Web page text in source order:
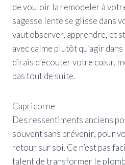
de vouloir la remodeler à
sagesse lente se glisse dans
vaut observer, apprendre, et
avec calme plutôt qu’agir
dirais d’écouter votre cœur,
pas tout de suite.
Capricorne
Des ressentiments anciens
souvent sans prévenir, pour
retour sur soi. Ce n’est pas
talent de transformer le